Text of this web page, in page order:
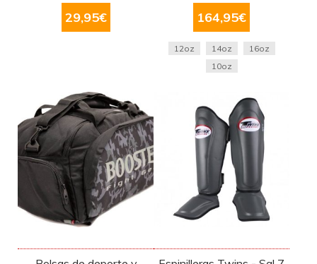
29,95€ 164,95€
12oz 14oz
16oz
10oz